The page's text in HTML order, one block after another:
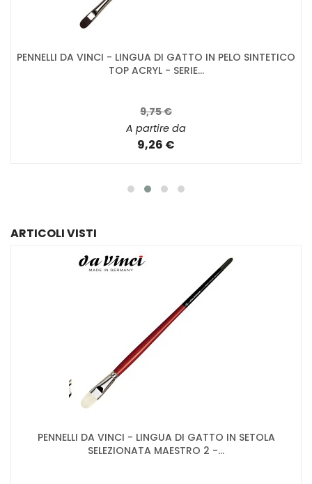
PENNELLI DA VINCI - LINGUA DI GATTO IN PELO SINTETICO
TOP ACRYL - SERIE...
9,75 €
A partire da
9,26 €
ARTICOLI VISTI
PENNELLI DA VINCI - LINGUA DI GATTO IN SETOLA
SELEZIONATA MAESTRO 2 -...